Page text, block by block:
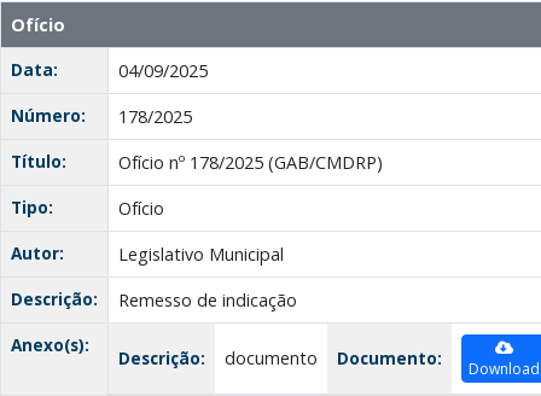
Ofício
Data:
04/09/2025
Número:
178/2025
Título:
Ofício nº 178/2025 (GAB/CMDRP)
Tipo:
Ofício
Autor:
Legislativo Municipal
Descrição:
Remesso de indicação
Anexo(s):
Descrição: documento Documento: Download